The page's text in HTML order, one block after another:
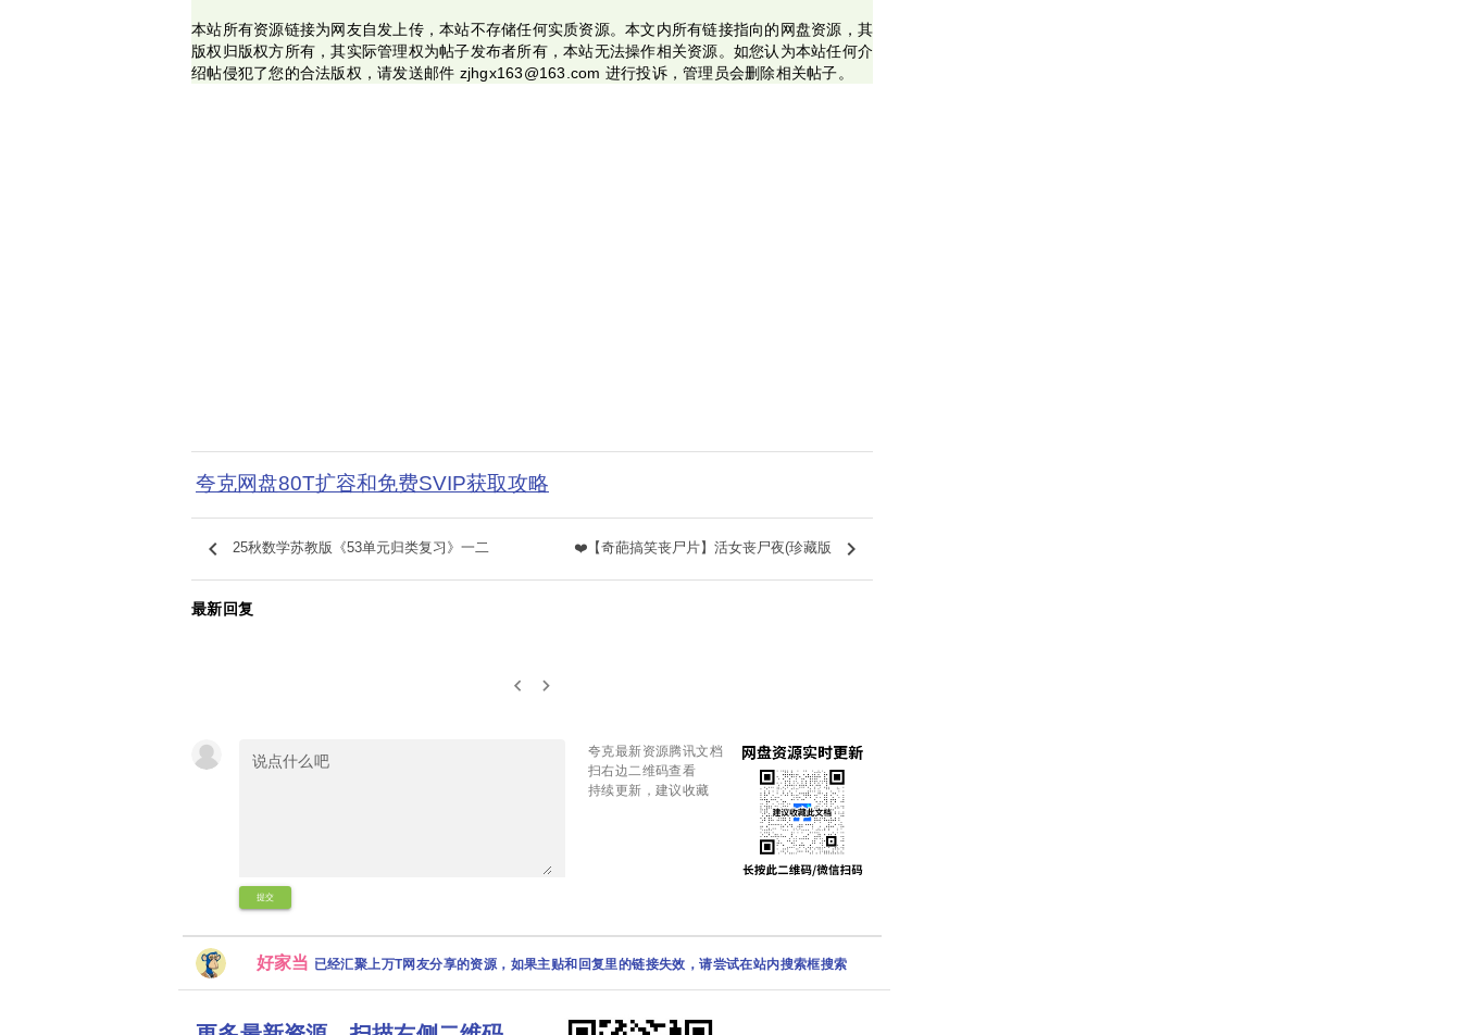
本站所有资源链接为网友自发上传，本站不存储任何实质资源。本文内所有链接指向的网盘资源，其
版权归版权方所有，其实际管理权为帖子发布者所有，本站无法操作相关资源。如您认为本站任何介
绍帖侵犯了您的合法版权，请发送邮件 zjhgx163@163.com 进行投诉，管理员会删除相关帖子。
夸克网盘80T扩容和免费SVIP获取攻略
keyboard_arrow_left 25秋数学苏教版《53单元归类复习》一二 ❤️【奇葩搞笑丧尸片】活女丧尸夜(珍藏版 keyboard_arrow_right
最新回复
keyboard_arrow_left keyboard_arrow_right
提交
夸克最新资源腾讯文档
扫右边二维码查看
持续更新，建议收藏
好家当 已经汇聚上万T网友分享的资源，如果主贴和回复里的链接失效，请尝试在站内搜索框搜索